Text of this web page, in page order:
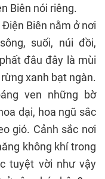
Biên nói riêng.
Biên nằm ở nơi
suối, núi đồi,
đâu đây là mùi
xanh bạt ngàn.
ven những bờ
dại, hoa ngũ sắc
gió. Cảnh sắc nơi
không khí trong
tuyệt vời như vậy